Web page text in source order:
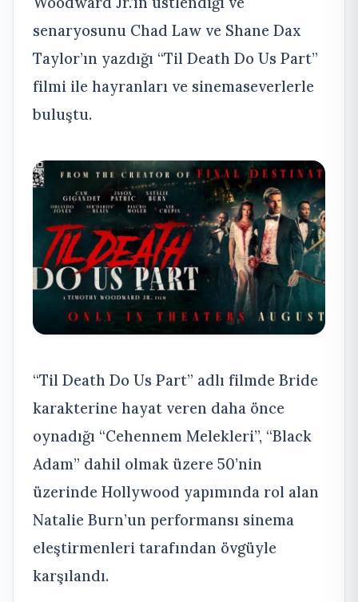
senaryosunu Chad Law ve Shane Dax
Taylor’ın yazdığı “Til Death Do Us Part”
filmi ile hayranları ve sinemaseverlerle
buluştu.
“Til Death Do Us Part” adlı filmde Bride
karakterine hayat veren daha önce
oynadığı “Cehennem Melekleri”, “Black
Adam” dahil olmak üzere 50’nin
üzerinde Hollywood yapımında rol alan
Natalie Burn’un performansı sinema
eleştirmenleri tarafından övgüyle
karşılandı.